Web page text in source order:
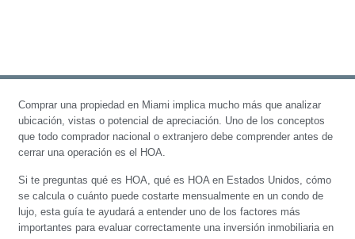
Comprar una propiedad en Miami implica mucho más que analizar
ubicación, vistas o potencial de apreciación. Uno de los conceptos
que todo comprador nacional o extranjero debe comprender antes de
cerrar una operación es el HOA.
Si te preguntas qué es HOA, qué es HOA en Estados Unidos, cómo
se calcula o cuánto puede costarte mensualmente en un condo de
lujo, esta guía te ayudará a entender uno de los factores más
importantes para evaluar correctamente una inversión inmobiliaria en